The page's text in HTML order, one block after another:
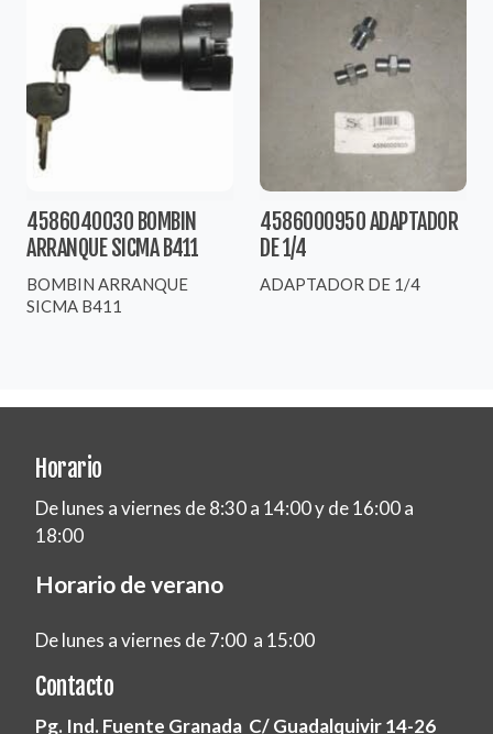
4586040030 BOMBIN
ARRANQUE SICMA B411
BOMBIN ARRANQUE
SICMA B411
4586000950 ADAPTADOR
DE 1/4
ADAPTADOR DE 1/4
Horario
De lunes a viernes de 8:30 a 14:00 y de 16:00 a
18:00
Horario de verano
De lunes a viernes de 7:00 a 15:00
Contacto
Pg. Ind. Fuente Granada C/ Guadalquivir 14-26